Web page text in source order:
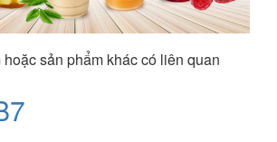
sản phẩm khác có liên quan